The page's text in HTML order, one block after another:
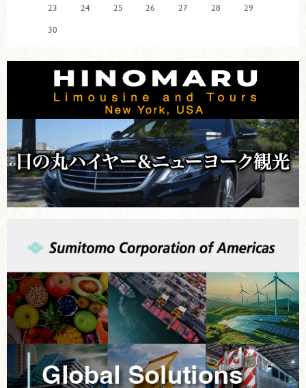
23
24 25 26 27 28
29
30